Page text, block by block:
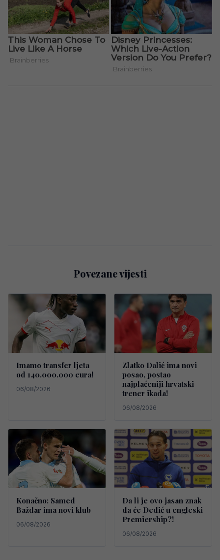
Povezane vijesti
Imamo transfer ljeta
od 140.000.000 eura!
06/08/2026
Zlatko Dalić ima novi
posao, postao
najplaćeniji hrvatski
trener ikada!
06/08/2026
Konačno: Samed
Baždar ima novi klub
06/08/2026
Da li je ovo jasan znak
da će Dedić u engleski
Premiership?!
06/08/2026